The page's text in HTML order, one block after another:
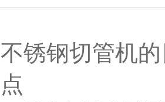
不锈钢切管机
点